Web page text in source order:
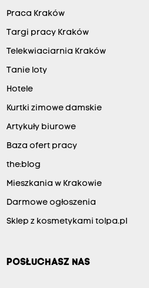
Praca Kraków
Targi pracy Kraków
Telekwiaciarnia Kraków
Tanie loty
Hotele
Kurtki zimowe damskie
Artykuły biurowe
Baza ofert pracy
the:blog
Mieszkania w Krakowie
Darmowe ogłoszenia
Sklep z kosmetykami tolpa.pl
POSŁUCHASZ NAS